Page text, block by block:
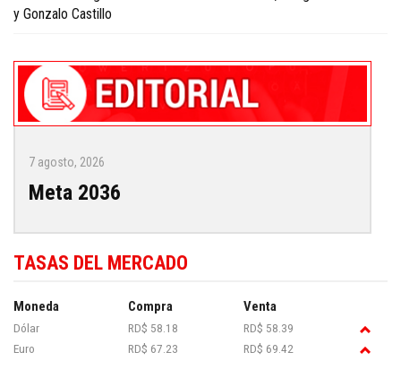
y Gonzalo Castillo
7 agosto, 2026
Meta 2036
TASAS DEL MERCADO
Moneda Compra Venta
Dólar RD$ 58.18
RD$ 58.39
Euro
RD$ 67.23 RD$ 69.42